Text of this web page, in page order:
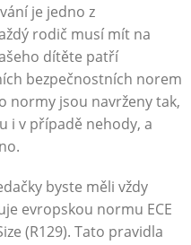
je jedno z
rodič musí mít na
dítěte patří
bezpečnostních norem
normy jsou navrženy tak,
i v případě nehody, a
byste měli vždy
evropskou normu ECE
(R129). Tato pravidla